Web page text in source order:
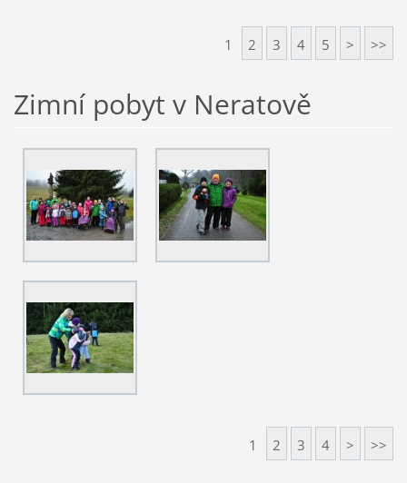
1 2 3 4 5 > >>
Zimní pobyt v Neratově
1 2 3 4 > >>